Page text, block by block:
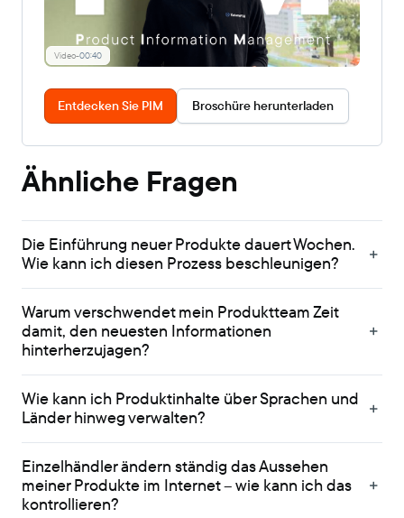
Video-00:40
Entdecken Sie PIM Broschüre herunterladen
Ähnliche Fragen
Die Einführung neuer Produkte dauert Wochen.
Wie kann ich diesen Prozess beschleunigen?
Warum verschwendet mein Produktteam Zeit
damit, den neuesten Informationen
hinterherzujagen?
Wie kann ich Produktinhalte über Sprachen und
Länder hinweg verwalten?
Einzelhändler ändern ständig das Aussehen
meiner Produkte im Internet – wie kann ich das
kontrollieren?